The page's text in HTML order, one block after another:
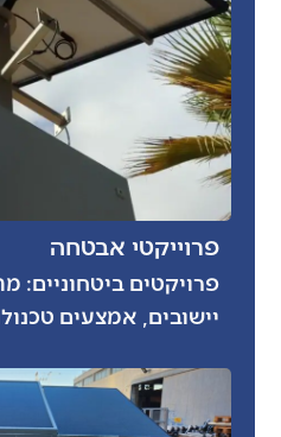
פרוייקטי אבטחה
פרויקטים ביטחוניים:
יישובים, אמצעים